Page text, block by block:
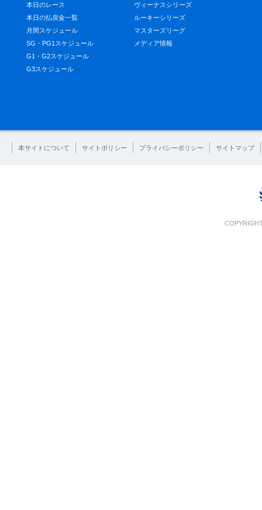
本日のレース
本日の払戻金一覧
月間スケジュール
SG・PG1スケジュール
G1・G2スケジュール
G3スケジュール
ヴィーナスシリーズ
ルーキーシリーズ
マスターズリーグ
メディア情報
本サイトについて サイトポリシー プライバシーポリシー サイトマップ